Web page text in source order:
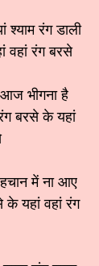
श्याम रंग डाली
वहां रंग बरसे
भीगना है
बरसे के यहां
में ना आए
यहां वहां रंग